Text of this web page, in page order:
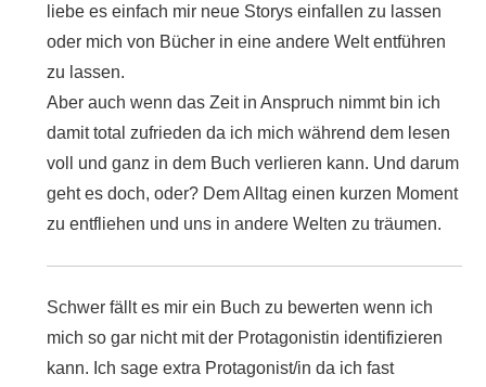
liebe es einfach mir neue Storys einfallen zu lassen
oder mich von Bücher in eine andere Welt entführen
zu lassen.
Aber auch wenn das Zeit in Anspruch nimmt bin ich
damit total zufrieden da ich mich während dem lesen
voll und ganz in dem Buch verlieren kann. Und darum
geht es doch, oder? Dem Alltag einen kurzen Moment
zu entfliehen und uns in andere Welten zu träumen.
Schwer fällt es mir ein Buch zu bewerten wenn ich
mich so gar nicht mit der Protagonistin identifizieren
kann. Ich sage extra Protagonist/in da ich fast